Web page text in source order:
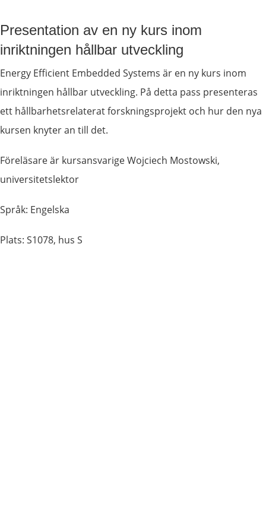
Presentation av en ny kurs inom
inriktningen hållbar utveckling
Energy Efficient Embedded Systems är en ny kurs inom
inriktningen hållbar utveckling. På detta pass presenteras
ett hållbarhetsrelaterat forskningsprojekt och hur den nya
kursen knyter an till det.
Föreläsare är kursansvarige Wojciech Mostowski,
universitetslektor
Språk: Engelska
Plats: S1078, hus S